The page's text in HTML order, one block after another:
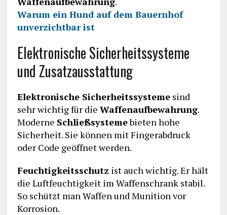
Warum ein Hund auf dem Bauernhof
unverzichtbar ist
Elektronische Sicherheitssysteme
und Zusatzausstattung
Elektronische Sicherheitssystemesind
sehr wichtig für die Waffenaufbewahrung.
Moderne Schließsystemebieten hohe
Sicherheit. Sie können mit Fingerabdruck
oder Code geöffnet werden.
Feuchtigkeitsschutz ist auch wichtig. Er hält
die Luftfeuchtigkeit im Waffenschrank stabil.
So schützt man Waffen und Munition vor
Korrosion.